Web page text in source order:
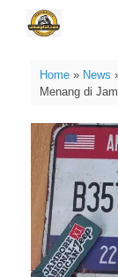
Home» News
Menang di